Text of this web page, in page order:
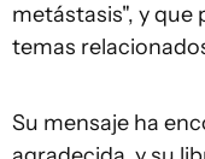
metástasis", y
temas
Su mensaje ha